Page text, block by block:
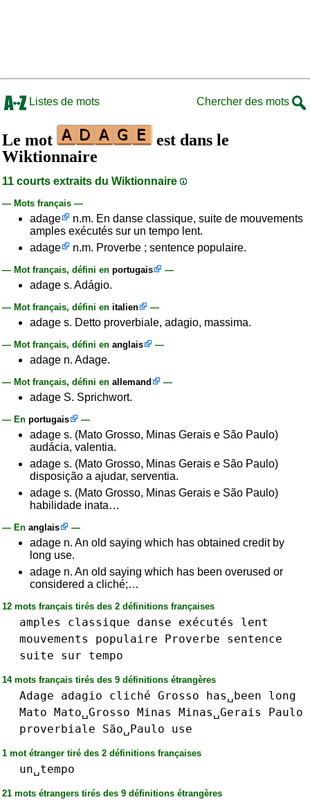
Listes de mots Chercher des mots
Le mot
est dans le
Wiktionnaire
11 courts extraits du Wiktionnaire
— Mots français —
adage
n.m. En danse classique, suite de mouvements
amples exécutés sur un tempo lent.
adage
n.m. Proverbe ; sentence populaire.
— Mot français, défini en portugais —
adage s. Adágio.
— Mot français, défini en italien —
adage s. Detto proverbiale, adagio, massima.
— Mot français, défini en anglais —
adage n. Adage.
— Mot français, défini en allemand —
adage S. Sprichwort.
— En portugais —
adage s. (Mato Grosso, Minas Gerais e São Paulo)
audácia, valentia.
adage s. (Mato Grosso, Minas Gerais e São Paulo)
disposição a ajudar, serventia.
adage s. (Mato Grosso, Minas Gerais e São Paulo)
habilidade inata…
— En anglais —
adage n. An old saying which has obtained credit by
long use.
adage n. An old saying which has been overused or
considered a cliché;…
12 mots français tirés des 2 définitions françaises
amples classique danse exécutés
lent
mouvements
populaire Proverbe
sentence
suite
sur tempo
14 mots français tirés des 9 définitions étrangères
Adage adagio cliché Grosso has␣been
long
Mato Mato␣Grosso Minas Minas␣Gerais
Paulo
proverbiale
São␣Paulo use
1 mot étranger tiré des 2 définitions françaises
un␣tempo
21 mots étrangers tirés des 9 définitions étrangères